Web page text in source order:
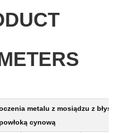
metalu z mosiądzu z
cynową